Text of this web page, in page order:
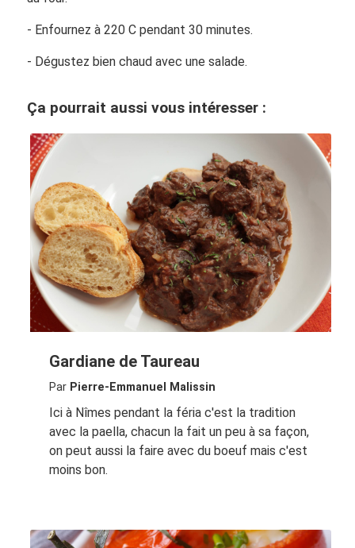
- Enfournez à 220 C pendant 30 minutes.
- Dégustez bien chaud avec une salade.
Ça pourrait aussi vous intéresser :
Gardiane de Taureau
Par Pierre-Emmanuel Malissin
Ici à Nîmes pendant la féria c'est la tradition
avec la paella, chacun la fait un peu à sa façon,
on peut aussi la faire avec du boeuf mais c'est
moins bon.